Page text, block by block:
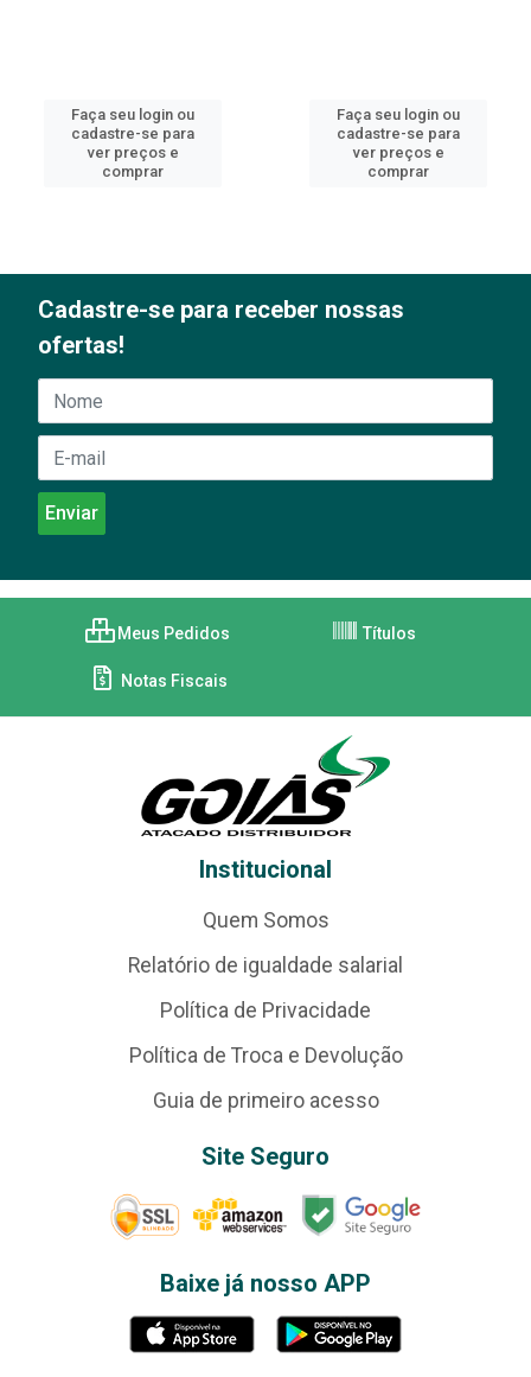
Faça seu login ou
cadastre-se para
ver preços e
comprar
Faça seu login ou
cadastre-se para
ver preços e
comprar
Cadastre-se para receber nossas
ofertas!
Meus Pedidos Títulos
Notas Fiscais
Institucional
Quem Somos
Relatório de igualdade salarial
Política de Privacidade
Política de Troca e Devolução
Guia de primeiro acesso
Site Seguro
Baixe já nosso APP